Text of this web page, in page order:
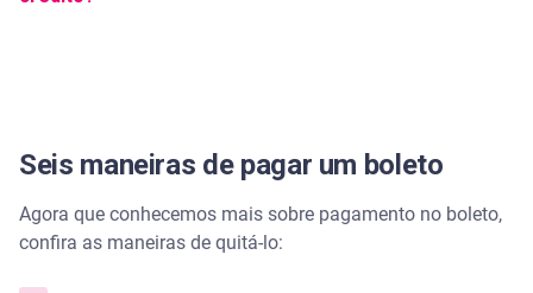
Seis maneiras de pagar um boleto
Agora que conhecemos mais sobre pagamento no boleto,
confira as maneiras de quitá-lo: